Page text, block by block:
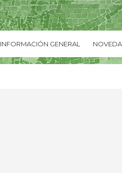
INFORMACIÓN GENERAL